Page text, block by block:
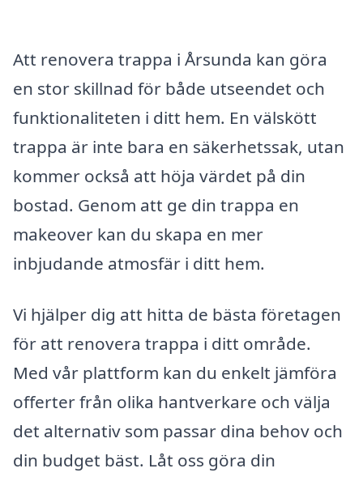
Att renovera trappa i Årsunda kan göra
en stor skillnad för både utseendet och
funktionaliteten i ditt hem. En välskött
trappa är inte bara en säkerhetssak, utan
kommer också att höja värdet på din
bostad. Genom att ge din trappa en
makeover kan du skapa en mer
inbjudande atmosfär i ditt hem.
Vi hjälper dig att hitta de bästa företagen
för att renovera trappa i ditt område.
Med vår plattform kan du enkelt jämföra
offerter från olika hantverkare och välja
det alternativ som passar dina behov och
din budget bäst. Låt oss göra din